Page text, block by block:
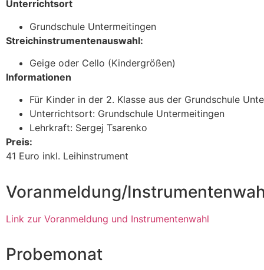
Unterrichtsort
Grundschule Untermeitingen
Streichinstrumentenauswahl:
Geige oder Cello (Kindergrößen)
Informationen
Für Kinder in der 2. Klasse aus der Grundschule
Unterrichtsort: Grundschule Untermeitingen
Lehrkraft: Sergej Tsarenko
Preis:
41 Euro inkl. Leihinstrument
Voranmeldung/
Link zur Voranmeldung und Instrumentenwahl
Probemonat